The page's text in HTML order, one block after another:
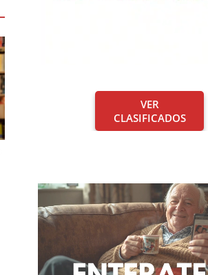
VER
CLASIFICADOS